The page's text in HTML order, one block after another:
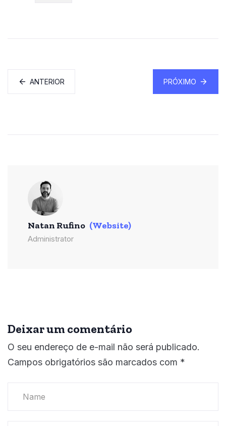
ANTERIOR PRÓXIMO
Natan Rufino (Website)
Administrator
Deixar um comentário
O seu endereço de e-mail não será publicado.
Campos obrigatórios são marcados com *